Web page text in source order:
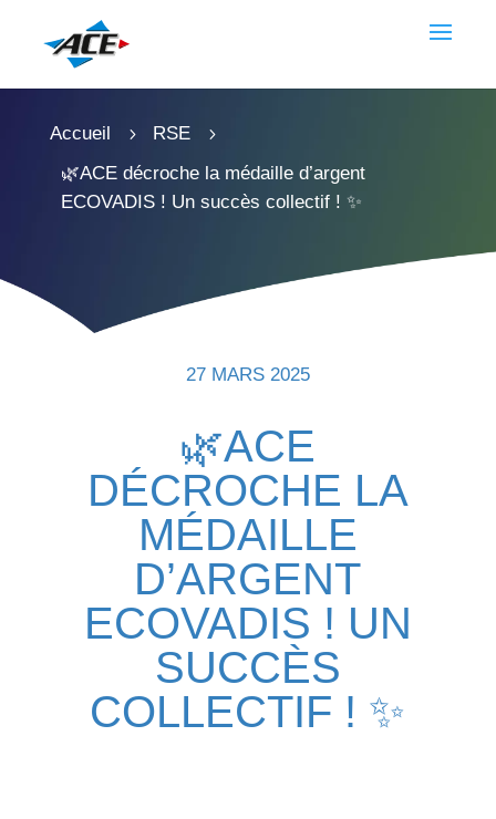
Accueil 5 RSE 5
🌿ACE décroche la médaille d’argent
ECOVADIS ! Un succès collectif ! ✨
27 MARS 2025
🌿ACE
DÉCROCHE LA
MÉDAILLE
D’ARGENT
ECOVADIS ! UN
SUCCÈS
COLLECTIF ! ✨